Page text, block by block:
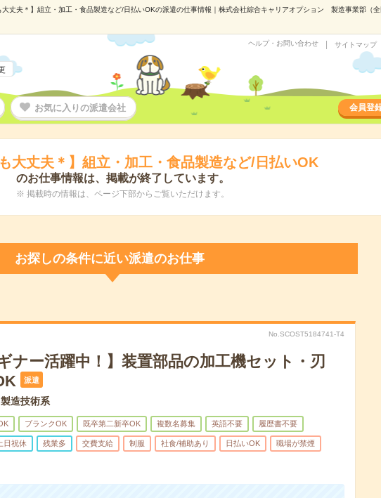
大丈夫＊】組立・加工・食品製造など/日払いOKの派遣の仕事情報｜株式会社綜合キャリアオプション 製造事業部（全
ヘルプ・お問い合わせ サイトマップ
お気に入りの派遣会社 会員登
大丈夫＊】組立・加工・食品製造など/日払いOK
のお仕事情報は、掲載が終了しています。
※ 掲載時の情報は、ページ下部からご覧いただけます。
お探しの条件に近い派遣のお仕事
No.SCOST5184741-T4
ナー活躍中！】装置部品の加工機セット・刃
派遣
造技術系
ブランクOK 既卒第二新卒OK 複数名募集 英語不要 履歴書不要
日祝休 残業多 交費支給 制服 社食/補助あり 日払いOK 職場が禁煙